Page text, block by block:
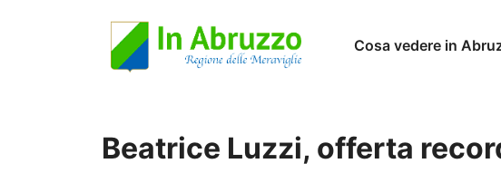
Cosa vedere in
Beatrice Luzzi, offerta